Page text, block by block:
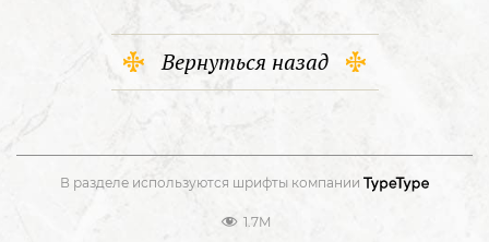
Вернуться назад
В разделе используются шрифты компании
1.7M